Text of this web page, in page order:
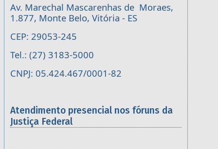
Av. Marechal Mascarenhas de Moraes,
1.877, Monte Belo, Vitória - ES
CEP: 29053-245
Tel.: (27) 3183-5000
CNPJ: 05.424.467/0001-82
Atendimento presencial nos fóruns da
Justiça Federal